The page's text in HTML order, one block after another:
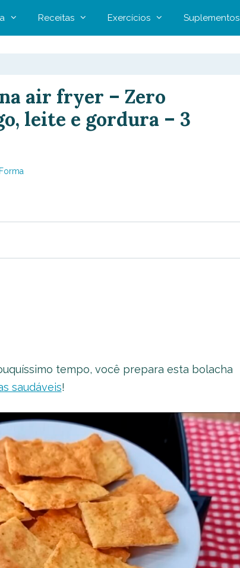
Receitas Exercícios Suplementos
air fryer – Zero
leite e gordura – 3
tempo, você prepara esta bolacha
saudáveis!